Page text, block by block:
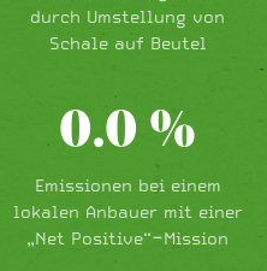
durch Umstellung von
Schale auf Beutel
0.0 %
Emissionen bei einem
lokalen Anbauer mit einer
„Net Positive“-Mission